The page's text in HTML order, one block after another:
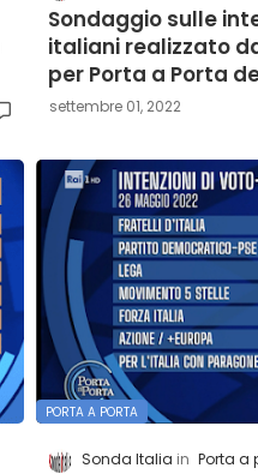
Sondaggio sulle
italiani realizzato
per Porta a Porta
settembre 01, 2022
PORTA A PORTA
Sonda Italia Porta a